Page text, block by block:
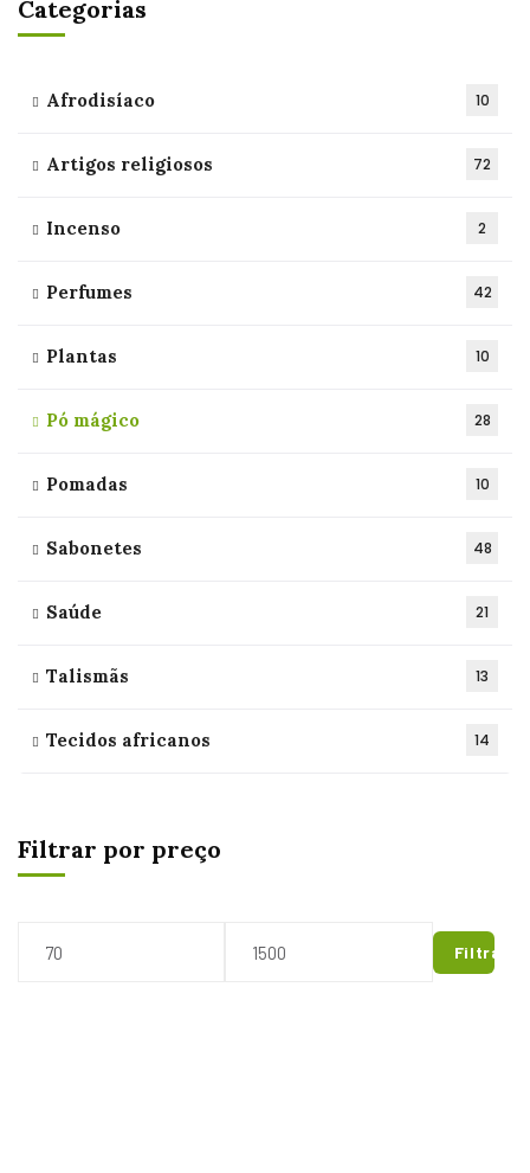
Categorias
Afrodisíaco 10
Artigos religiosos 72
Incenso 2
Perfumes 42
Plantas 10
Pó mágico 28
Pomadas 10
Sabonetes 48
Saúde 21
Talismãs 13
Tecidos africanos 14
Filtrar por preço
Filtrar